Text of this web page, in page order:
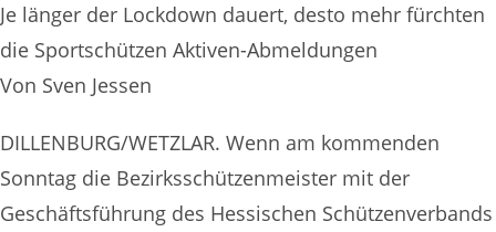
Je länger der Lockdown dauert, desto mehr fürchten
die Sportschützen Aktiven-Abmeldungen
Von Sven Jessen
DILLENBURG/WETZLAR. Wenn am kommenden
Sonntag die Bezirksschützenmeister mit der
Geschäftsführung des Hessischen Schützenverbands